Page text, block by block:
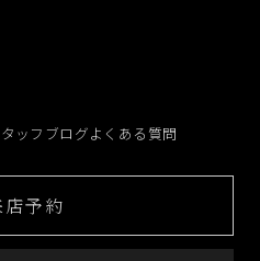
ッフブログよくある質問
店予約